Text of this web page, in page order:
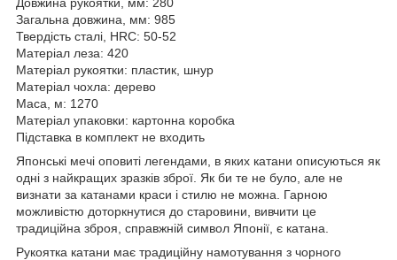
Загальна довжина, мм: 985
Твердість сталі, HRC: 50-52
Матеріал леза: 420
Матеріал рукоятки: пластик, шнур
Матеріал чохла: дерево
Маса, м: 1270
Матеріал упаковки: картонна коробка
Підставка в комплект не входить
Японські мечі оповиті легендами, в яких катани описуються як
одні з найкращих зразків зброї. Як би те не було, але не
визнати за катанами краси і стилю не можна. Гарною
можливістю доторкнутися до старовини, вивчити це
традиційна зброя, справжній символ Японії, є катана.
Рукоятка катани має традиційну намотування з чорного